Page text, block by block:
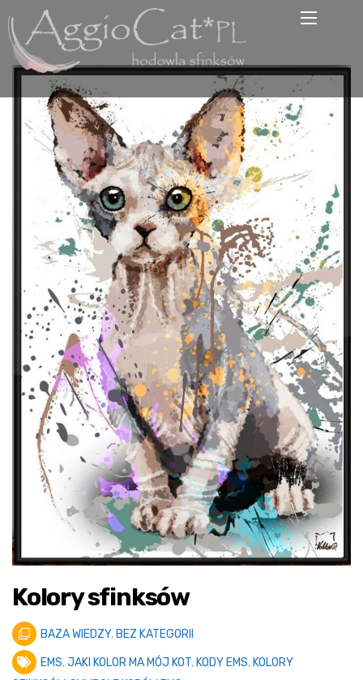
Kolory sfinksów
BAZA WIEDZY, BEZ KATEGORII
EMS,JAKI KOLOR MA MÓJ KOT, KODY EMS, KOLORY